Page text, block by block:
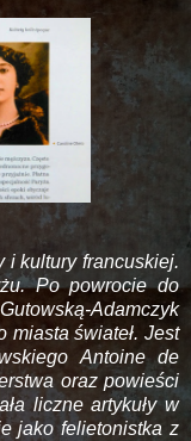
kultury francuskiej.
Po powrocie do
Adamczyk
świateł. Jest
Antoine de
oraz powieści
liczne artykuły w
jako felietonistka z